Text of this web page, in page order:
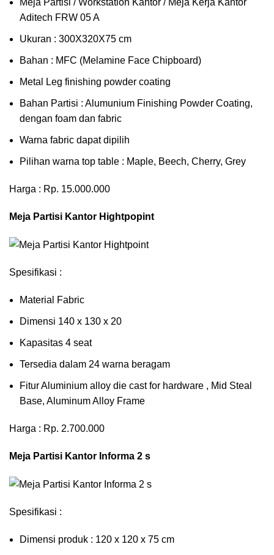
Aditech FRW 05 A
Ukuran : 300X320X75 cm
Bahan : MFC (Melamine Face Chipboard)
Metal Leg finishing powder coating
Bahan Partisi : Alumunium Finishing Powder Coating,
dengan foam dan fabric
Warna fabric dapat dipilih
Pilihan warna top table : Maple, Beech, Cherry, Grey
Harga : Rp. 15.000.000
Meja Partisi Kantor Hightpopint
Spesifikasi :
Material Fabric
Dimensi 140 x 130 x 20
Kapasitas 4 seat
Tersedia dalam 24 warna beragam
Fitur Aluminium alloy die cast for hardware , Mid Steal
Base, Aluminum Alloy Frame
Harga : Rp. 2.700.000
Meja Partisi Kantor Informa 2 s
Spesifikasi :
Dimensi produk : 120 x 120 x 75 сm